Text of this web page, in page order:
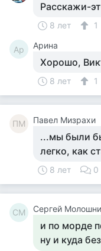
Расскажи-
8 лет 1
Ар Арина
Хорошо,
8 лет 1
ПМ Павел Мизрахи
...мы были
легко, как
8 лет 0
СМ Сергей
и по морде
ну и куда